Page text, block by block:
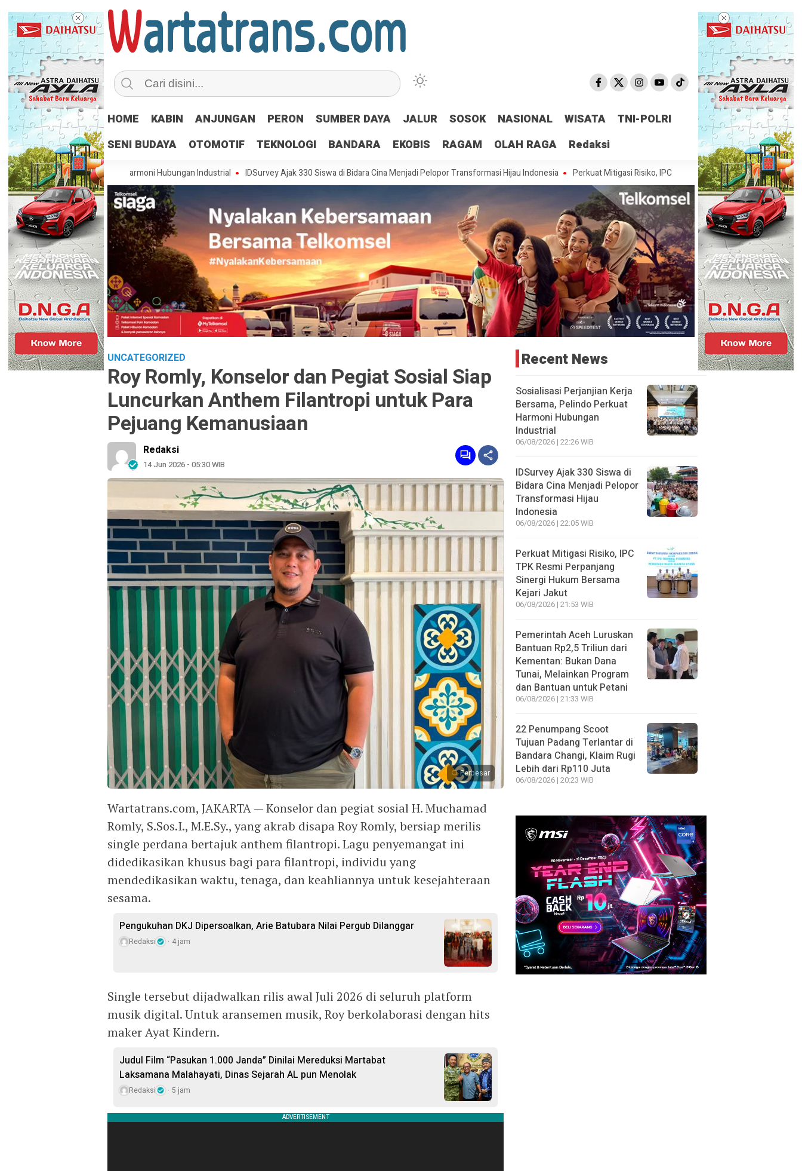
HOME KABIN ANJUNGAN PERON SUMBER DAYA JALUR SOSOK NASIONAL WISATA
TNI-POLRI
SENI BUDAYA
OTOMOTIF TEKNOLOGI BANDARA EKOBIS RAGAM OLAH RAGA Redaksi
Pelindo Perkuat Harmoni Hubungan Industrial IDSurvey Ajak 330 Siswa di Bidara Cina Menjadi Pelopor Transformasi Hijau Indonesia Perkuat Mitigasi Risiko, IPC TPK Resmi Perpanjang Sinergi Hukum
UNCATEGORIZED
Roy Romly, Konselor dan Pegiat Sosial Siap
Luncurkan Anthem Filantropi untuk Para
Pejuang Kemanusiaan
Redaksi
14 Jun 2026 - 05:30 WIB
Perbesar
Wartatrans.com, JAKARTA — Konselor dan pegiat sosial H. Muchamad
Romly, S.Sos.I., M.E.Sy., yang akrab disapa Roy Romly, bersiap merilis
single perdana bertajuk anthem filantropi. Lagu penyemangat ini
didedikasikan khusus bagi para filantropi, individu yang
mendedikasikan waktu, tenaga, dan keahliannya untuk kesejahteraan
sesama.
Pengukuhan DKJ Dipersoalkan, Arie Batubara Nilai Pergub Dilanggar
Redaksi 4 jam
Single tersebut dijadwalkan rilis awal Juli 2026 di seluruh platform
musik digital. Untuk aransemen musik, Roy berkolaborasi dengan hits
maker Ayat Kindern.
Judul Film “Pasukan 1.000 Janda” Dinilai Mereduksi Martabat
Laksamana Malahayati, Dinas Sejarah AL pun Menolak
Redaksi 5 jam
Recent News
Sosialisasi Perjanjian Kerja
Bersama, Pelindo Perkuat
Harmoni Hubungan
Industrial
06/08/2026 | 22:26 WIB
IDSurvey Ajak 330 Siswa di
Bidara Cina Menjadi Pelopor
Transformasi Hijau
Indonesia
06/08/2026 | 22:05 WIB
Perkuat Mitigasi Risiko, IPC
TPK Resmi Perpanjang
Sinergi Hukum Bersama
Kejari Jakut
06/08/2026 | 21:53 WIB
Pemerintah Aceh Luruskan
Bantuan Rp2,5 Triliun dari
Kementan: Bukan Dana
Tunai, Melainkan Program
dan Bantuan untuk Petani
06/08/2026 | 21:33 WIB
22 Penumpang Scoot
Tujuan Padang Terlantar di
Bandara Changi, Klaim Rugi
Lebih dari Rp110 Juta
06/08/2026 | 20:23 WIB